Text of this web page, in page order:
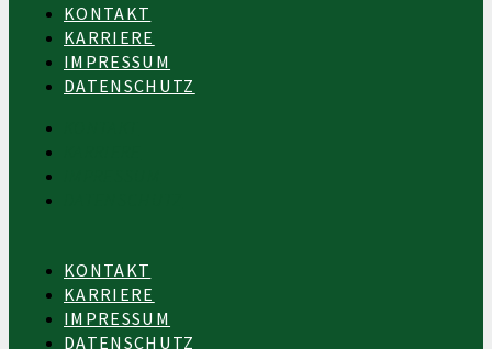
KONTAKT
KARRIERE
IMPRESSUM
DATENSCHUTZ
KONTAKT
KARRIERE
IMPRESSUM
DATENSCHUTZ